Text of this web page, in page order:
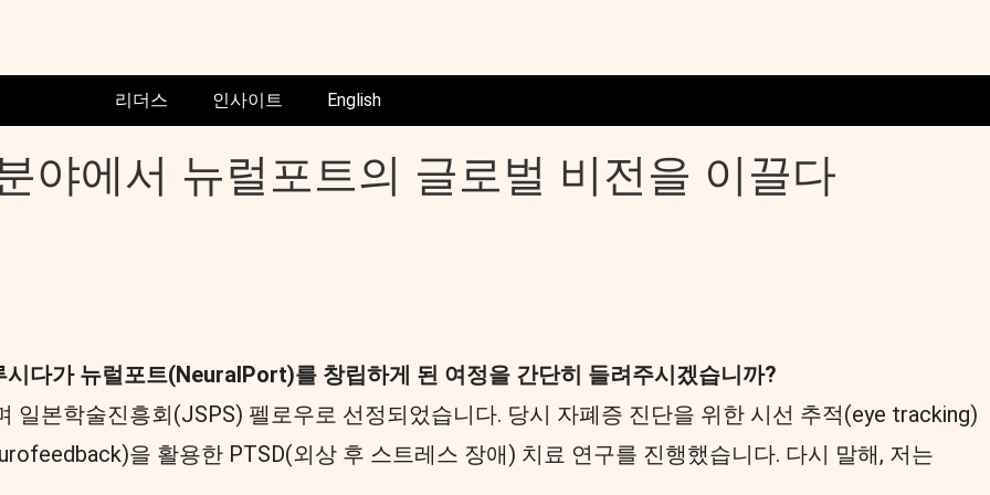
리더스 인사이트 English
야에서 뉴럴포트의 글로벌 비전을 이끌다
다가 뉴럴포트(NeuralPort)를 창립하게 된 여정을 간단히 들려주시겠습니까?
일본학술진흥회(JSPS) 펠로우로 선정되었습니다. 당시 자폐증 진단을 위한 시선 추적(eye tracking)
을 활용한 PTSD(외상 후 스트레스 장애) 치료 연구를 진행했습니다. 다시 말해, 저는